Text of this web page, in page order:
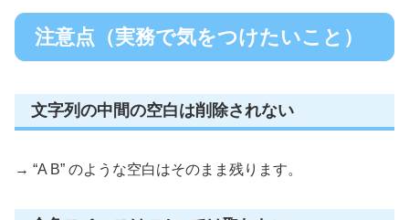
注意点（実務で気をつけたいこと）
文字列の中間の空白は削除されない
→ “A B” のような空白はそのまま残ります。